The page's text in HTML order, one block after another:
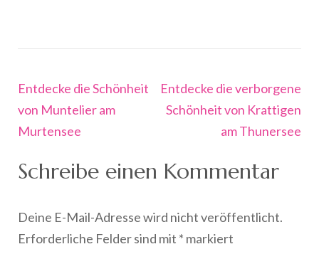
Beitragsnavigation
Entdecke die Schönheit
von Muntelier am
Murtensee
Entdecke die verborgene
Schönheit von Krattigen
am Thunersee
Schreibe einen Kommentar
Deine E-Mail-Adresse wird nicht veröffentlicht.
Erforderliche Felder sind mit * markiert